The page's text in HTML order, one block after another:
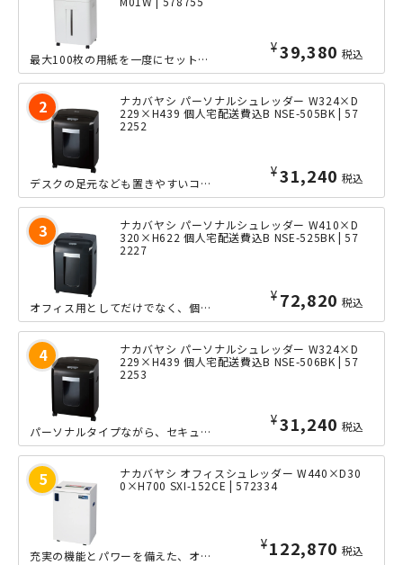
¥39,380 税込
最大100枚の用紙を一度にセットできるオートフィード機能を搭載した、リーズナブル...
ナカバヤシ パーソナルシュレッダー W324×D
229×H439 個人宅配送費込B NSE-505BK | 57
2252
¥31,240 税込
デスクの足元なども置きやすいコンパクト設計により、個人用としても使いやすい、電動...
ナカバヤシ パーソナルシュレッダー W410×D
320×H622 個人宅配送費込B NSE-525BK | 57
2227
¥ 72,820 税込
オフィス用としてだけでなく、個人のお部屋でも導入しやすいパーソナルタイプながら、...
ナカバヤシ パーソナルシュレッダー W324×D
229×H439 個人宅配送費込B NSE-506BK | 57
2253
¥31,240 税込
パーソナルタイプながら、セキュリティに優れたマイクロカット方式に対応した、頼りに...
ナカバヤシ オフィスシュレッダー W440×D30
0×H700 SXI-152CE | 572334
¥122,870 税込
充実の機能とパワーを備えた、オフィス用シュレッダー。一般的なデスクやテーブルと同...